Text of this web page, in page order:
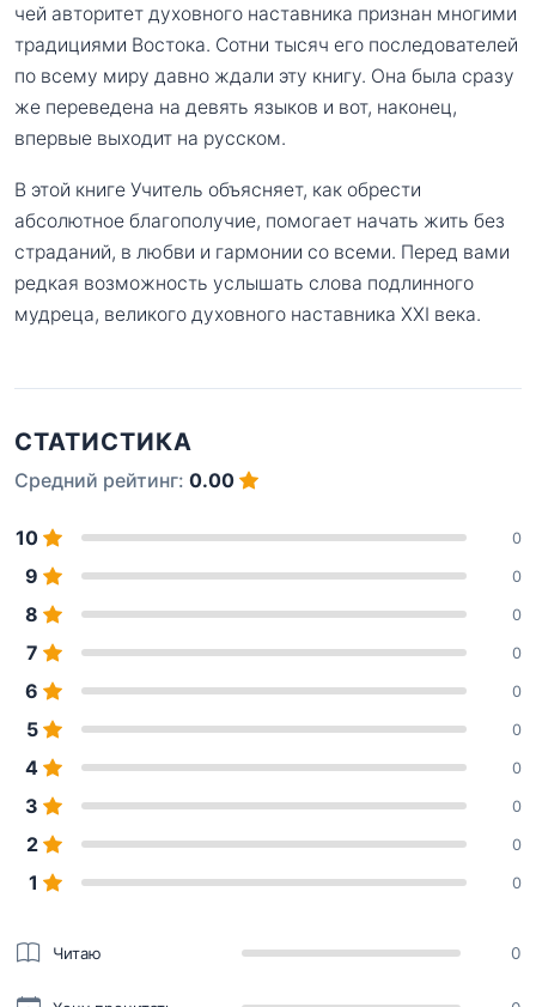
чей авторитет духовного наставника признан многими
традициями Востока. Сотни тысяч его последователей
по всему миру давно ждали эту книгу. Она была сразу
же переведена на девять языков и вот, наконец,
впервые выходит на русском.
В этой книге Учитель объясняет, как обрести
абсолютное благополучие, помогает начать жить без
страданий, в любви и гармонии со всеми. Перед вами
редкая возможность услышать слова подлинного
мудреца, великого духовного наставника XXI века.
СТАТИСТИКА
Средний рейтинг: 0.00
10 0
9 0
8 0
7 0
6 0
5 0
4 0
3 0
2 0
1 0
Читаю 0